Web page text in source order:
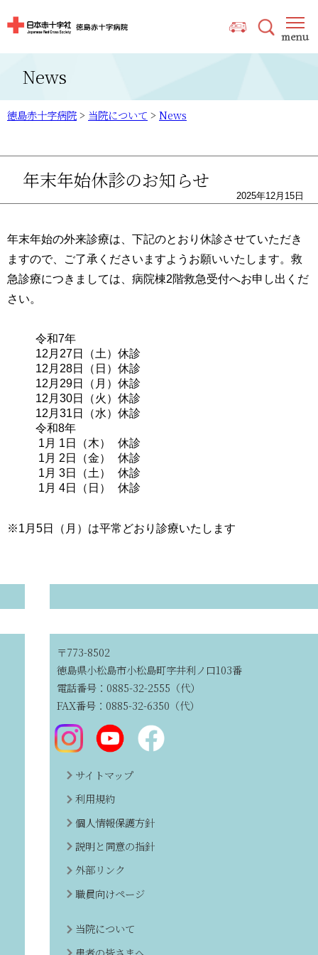
News
徳島赤十字病院> 当院について > News
年末年始休診のお知らせ
2025年12月15日
年末年始の外来診療は、下記のとおり休診させていただき
ますので、ご了承くださいますようお願いいたします。救
急診療につきましては、病院棟2階救急受付へお申し出くだ
さい。
令和7年
12月27日（土） 休診
12月28日（日） 休診
12月29日（月） 休診
12月30日（火） 休診
12月31日（水） 休診
令和8年
1月 1日（木）
休診
1月 2日（金）
休診
1月 3日（土）
休診
1月 4日（日）
休診
※1月5日（月）は平常どおり診療いたします
〒773-8502
徳島県小松島市小松島町字井利ノ口103番
電話番号：0885-32-2555（代）
FAX番号：0885-32-6350（代）
サイトマップ
利用規約
個人情報保護方針
説明と同意の指針
外部リンク
職員向けページ
当院について